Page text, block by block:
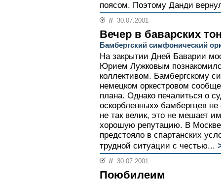
поясом. Поэтому Данди
// 30.07.2001
Вечер в баварских
Бамбергский симфонический
На закрытии Дней Баварии
Юрием Лужковым
коллективом. Бамбергскому
немецком оркестровом
плана. Однако печалиться о
оскорбленных» бамбергцев
не так велик, это не мешает
хорошую репутацию. В Москве
предстояло в спартанских
трудной ситуации с честью...
// 30.07.2001
Поюбилеим